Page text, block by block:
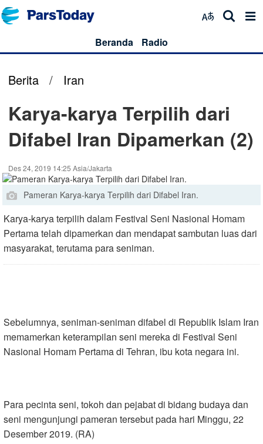
Beranda Radio
Berita / Iran
Karya-karya Terpilih dari
Difabel Iran Dipamerkan (2)
Des 24, 2019 14:25 Asia/Jakarta
Pameran Karya-karya Terpilih dari Difabel Iran.
Karya-karya terpilih dalam Festival Seni Nasional Homam
Pertama telah dipamerkan dan mendapat sambutan luas dari
masyarakat, terutama para seniman.
Sebelumnya, seniman-seniman difabel di Republik Islam Iran
memamerkan keterampilan seni mereka di Festival Seni
Nasional Homam Pertama di Tehran, ibu kota negara ini.
Para pecinta seni, tokoh dan pejabat di bidang budaya dan
seni mengunjungi pameran tersebut pada hari Minggu, 22
Desember 2019. (RA)